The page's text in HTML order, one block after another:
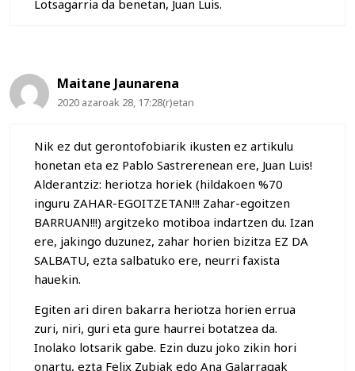
Lotsagarria da benetan, Juan Luis.
Maitane Jaunarena
2020 azaroak 28, 17:28(r)etan
Nik ez dut gerontofobiarik ikusten ez artikulu
honetan eta ez Pablo Sastrerenean ere, Juan Luis!
Alderantziz: heriotza horiek (hildakoen %70
inguru ZAHAR-EGOITZETAN!!! Zahar-egoitzen
BARRUAN!!!) argitzeko motiboa indartzen du. Izan
ere, jakingo duzunez, zahar horien bizitza EZ DA
SALBATU, ezta salbatuko ere, neurri faxista
hauekin.
Egiten ari diren bakarra heriotza horien errua
zuri, niri, guri eta gure haurrei botatzea da.
Inolako lotsarik gabe. Ezin duzu joko zikin hori
onartu, ezta Felix Zubiak edo Ana Galarragak